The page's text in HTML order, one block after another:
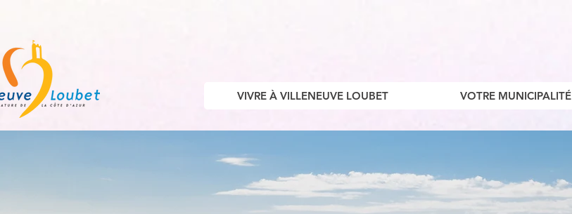
VIVRE À VILLENEUVE LOUBET VOTRE MUNICIPALITÉ